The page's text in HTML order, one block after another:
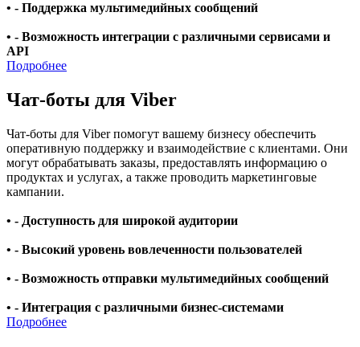
• - Поддержка мультимедийных сообщений
• - Возможность интеграции с различными сервисами и
API
Подробнее
Чат-боты для Viber
Чат-боты для Viber помогут вашему бизнесу обеспечить
оперативную поддержку и взаимодействие с клиентами. Они
могут обрабатывать заказы, предоставлять информацию о
продуктах и услугах, а также проводить маркетинговые
кампании.
• - Доступность для широкой аудитории
• - Высокий уровень вовлеченности пользователей
• - Возможность отправки мультимедийных сообщений
• - Интеграция с различными бизнес-системами
Подробнее